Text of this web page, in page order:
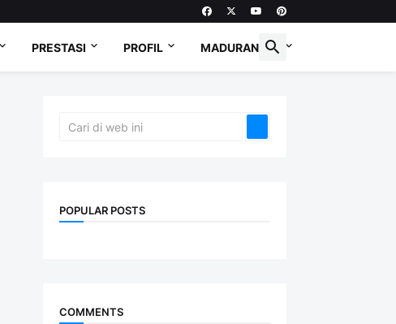
PRESTASI PROFIL MADURANESE
POPULAR POSTS
COMMENTS